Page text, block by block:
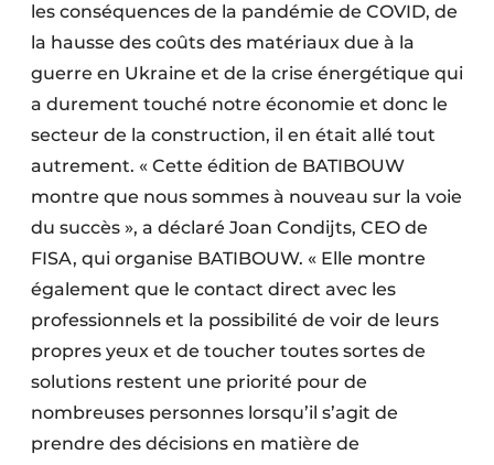
les conséquences de la pandémie de COVID, de
la hausse des coûts des matériaux due à la
guerre en Ukraine et de la crise énergétique qui
a durement touché notre économie et donc le
secteur de la construction, il en était allé tout
autrement. « Cette édition de BATIBOUW
montre que nous sommes à nouveau sur la voie
du succès », a déclaré Joan Condijts, CEO de
FISA, qui organise ­BATIBOUW. « Elle montre
également que le contact direct avec les
professionnels et la possibilité de voir de leurs
propres yeux et de toucher toutes sortes de
solutions restent une priorité pour de
nombreuses personnes lorsqu’il s’agit de
prendre des décisions en matière de